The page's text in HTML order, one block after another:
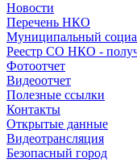
Новости
Перечень НКО
Муниципальный
Реестр СО НКО -
Фотоотчет
Видеоотчет
Полезные ссылки
Контакты
Открытые данные
Видеотрансляция
Безопасный город